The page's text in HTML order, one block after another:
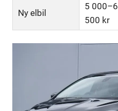
Ny elbil
5 000–6
500 kr